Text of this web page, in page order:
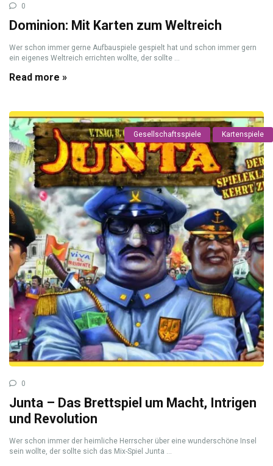
0
Dominion: Mit Karten zum Weltreich
Wer schon immer gerne Aufbauspiele gespielt hat und schon immer gern
ein eigenes Weltreich errichten wollte, der sollte ...
Read more »
Gesellschaftsspiele Kartenspiele
0
Junta – Das Brettspiel um Macht, Intrigen
und Revolution
Wer schon immer der heimliche Herrscher über eine wunderschöne Insel
sein wollte, der sollte sich das Mix-Spiel Junta ...